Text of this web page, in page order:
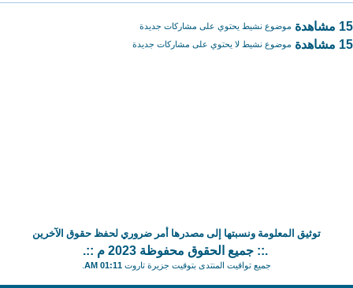
موضوع نشيط يحتوي على مشاركات جديدة
موضوع نشيط لا يحتوي على مشاركات جديدة
توثيق المعلومة ونسبتها إلى مصدرها أمر ضروري لحفظ حقوق الآخرين
.:: جميع الحقوق محفوظة 2023 م ::.
جميع تواقيت المنتدى بتوقيت جزيرة تاروت 01:11 AM